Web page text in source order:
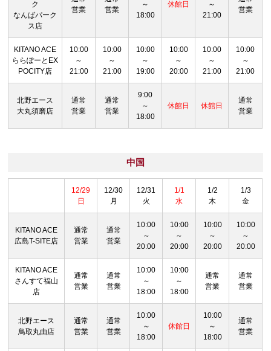
ク
なんばパーク
ス店
営業
営業
～
18:00
休館日
～
21:00
営業
KITANO ACE
ららぽーとEX
POCITY店
10:00
～
21:00
10:00
～
21:00
10:00
～
19:00
10:00
～
20:00
10:00
～
21:00
10:00
～
21:00
北野エース
大丸須磨店
通常
営業
通常
営業
9:00
～
18:00
休館日 休館日
通常
営業
中国
12/29
日
12/30
月
12/31
火
1/1
水
1/2
木
1/3
金
KITANO ACE
広島T-SITE店
通常
営業
通常
営業
10:00
～
20:00
10:00
～
20:00
10:00
～
20:00
10:00
～
20:00
KITANO ACE
さんすて福山
店
通常
営業
通常
営業
10:00
～
18:00
10:00
～
18:00
通常
営業
通常
営業
北野エース
鳥取丸由店
通常
営業
通常
営業
10:00
～
18:00
休館日
10:00
～
18:00
通常
営業